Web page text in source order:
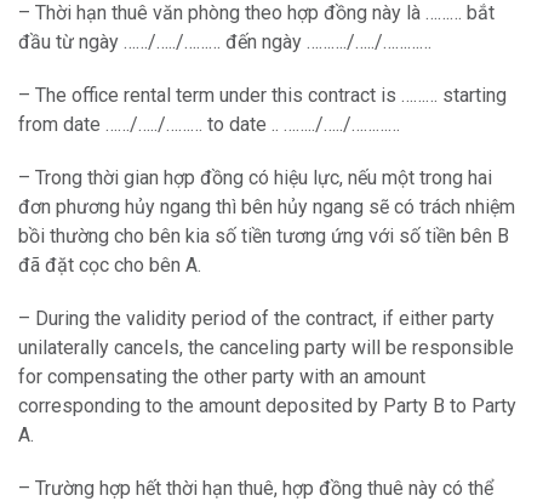
– Thời hạn thuê văn phòng theo hợp đồng này là ……… bắt
đầu từ ngày ……/…../……… đến ngày ………./…../…………
– The office rental term under this contract is ……… starting
from date ……/…../……… to date .. ……../…../…………
– Trong thời gian hợp đồng có hiệu lực, nếu một trong hai
đơn phương hủy ngang thì bên hủy ngang sẽ có trách nhiệm
bồi thường cho bên kia số tiền tương ứng với số tiền bên B
đã đặt cọc cho bên A.
– During the validity period of the contract, if either party
unilaterally cancels, the canceling party will be responsible
for compensating the other party with an amount
corresponding to the amount deposited by Party B to Party
A.
– Trường hợp hết thời hạn thuê, hợp đồng thuê này có thể